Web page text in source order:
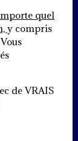
quel
y compris
de VRAIS